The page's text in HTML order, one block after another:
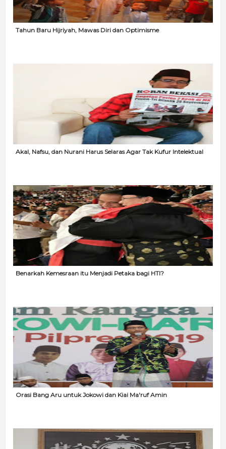
Tahun Baru Hijriyah, Mawas Diri dan Optimisme
Akal, Nafsu, dan Nurani Harus Selaras Agar Tak Kufur Intelektual
Benarkah Kemesraan itu Menjadi Petaka bagi HTI?
Orasi Bang Aru untuk Jokowi dan Kiai Ma'ruf Amin